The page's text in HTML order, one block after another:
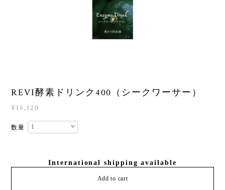
REVI酵素ドリンク400（シークワーサー）
¥15,120
数量
International shipping available
Add to cart